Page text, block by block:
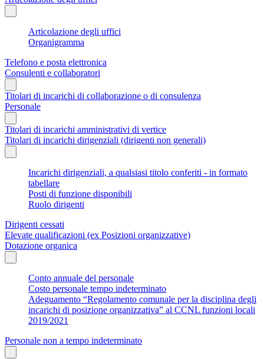
Articolazione degli uffici
Organigramma
Telefono e posta elettronica
Consulenti e collaboratori
Titolari di incarichi di collaborazione o di consulenza
Personale
Titolari di incarichi amministrativi di vertice
Titolari di incarichi dirigenziali (dirigenti non generali)
Incarichi dirigenziali, a qualsiasi titolo conferiti - in formato
tabellare
Posti di funzione disponibili
Ruolo dirigenti
Dirigenti cessati
Elevate qualificazioni (ex Posizioni organizzative)
Dotazione organica
Conto annuale del personale
Costo personale tempo indeterminato
Adeguamento “Regolamento comunale per la disciplina degli
incarichi di posizione organizzativa” al CCNL funzioni locali
2019/2021
Personale non a tempo indeterminato